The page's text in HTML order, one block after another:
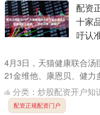
配资
十家
吁认
4月3日，天猫健康联合汤
21金维他、康恩贝、健
惠等数十家国内知名保健
联盟”....
分类： 炒股配资开户知
配资正规配资门户